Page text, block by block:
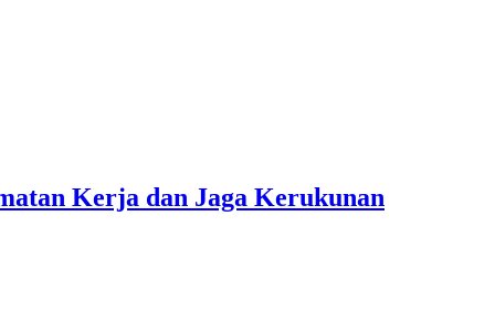
Kerja dan Jaga Kerukunan